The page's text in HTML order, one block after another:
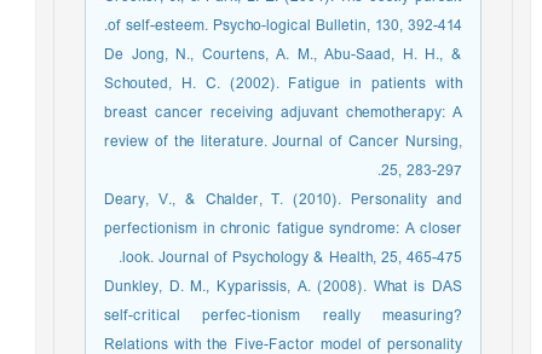
of self-esteem. Psycho-logical Bulletin, 130, 392-414.
De Jong, N., Courtens, A. M., Abu-Saad, H. H., &
Schouted, H. C. (2002). Fatigue in patients with
breast cancer receiving adjuvant chemotherapy: A
review of the literature. Journal of Cancer Nursing,
25, 283-297.
Deary, V., & Chalder, T. (2010). Personality and
perfectionism in chronic fatigue syndrome: A closer
look. Journal of Psychology & Health, 25, 465-475.
Dunkley, D. M., Kyparissis, A. (2008). What is DAS
self-critical perfec-tionism really measuring?
Relations with the Five-Factor model of personality